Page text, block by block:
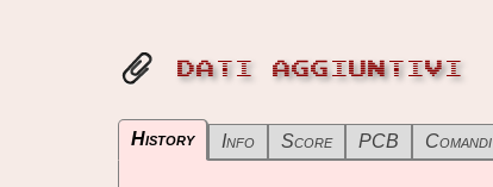
DATI AGGIUNTIVI
History Info Score PCB Comandi